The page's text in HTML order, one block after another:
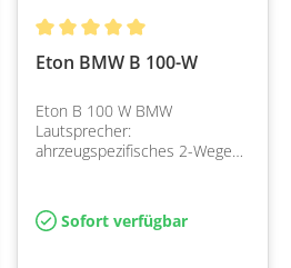
Eton BMW B 100-W
Eton B 100 W BMW
Lautsprecher:
ahrzeugspezifisches 2-Wege
Für F-Serie passend.
Sofort verfügbar